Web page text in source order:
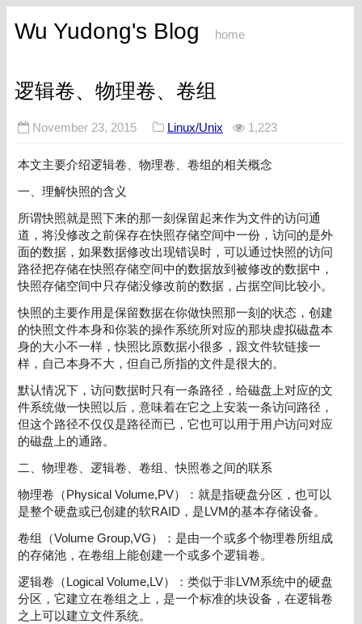
Wu Yudong's Blog home
逻辑卷、物理卷、卷组
November 23, 2015 Linux/Unix 1,223
本文主要介绍逻辑卷、物理卷、卷组的相关概念
一、理解快照的含义
所谓快照就是照下来的那一刻保留起来作为文件的访问通
道，将没修改之前保存在快照存储空间中一份，访问的是外
面的数据，如果数据修改出现错误时，可以通过快照的访问
路径把存储在快照存储空间中的数据放到被修改的数据中，
快照存储空间中只存储没修改前的数据，占据空间比较小。
快照的主要作用是保留数据在你做快照那一刻的状态，创建
的快照文件本身和你装的操作系统所对应的那块虚拟磁盘本
身的大小不一样，快照比原数据小很多，跟文件软链接一
样，自己本身不大，但自己所指的文件是很大的。
默认情况下，访问数据时只有一条路径，给磁盘上对应的文
件系统做一快照以后，意味着在它之上安装一条访问路径，
但这个路径不仅仅是路径而已，它也可以用于用户访问对应
的磁盘上的通路。
二、物理卷、逻辑卷、卷组、快照卷之间的联系
物理卷（Physical Volume,PV）：就是指硬盘分区，也可以
是整个硬盘或已创建的软RAID，是LVM的基本存储设备。
卷组（Volume Group,VG）：是由一个或多个物理卷所组成
的存储池，在卷组上能创建一个或多个逻辑卷。
逻辑卷（Logical Volume,LV）：类似于非LVM系统中的硬盘
分区，它建立在卷组之上，是一个标准的块设备，在逻辑卷
之上可以建立文件系统。